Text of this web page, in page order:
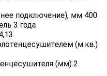
подключение), мм 400
3 года
(м.кв.)
(мм) 2